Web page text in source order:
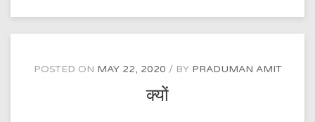
POSTED ON MAY 22, 2020 BY PRADUMAN AMIT
क्यों